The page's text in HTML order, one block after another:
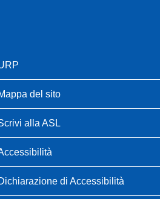
del sito
alla ASL
di Accessibilità